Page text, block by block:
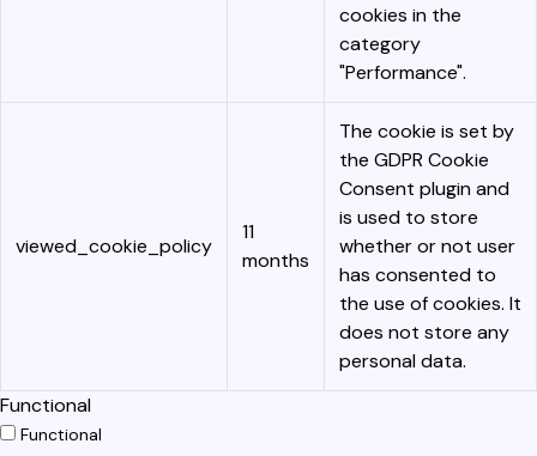
cookies in the
category
"Performance".
viewed_cookie_policy
11
months
The cookie is set by
the GDPR Cookie
Consent plugin and
is used to store
whether or not user
has consented to
the use of cookies. It
does not store any
personal data.
Functional
Functional